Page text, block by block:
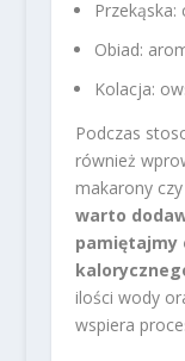
Obiad:
Kolacja:
Podczas
również
makarony
warto
pamiętajmy
ilości wody
wspiera